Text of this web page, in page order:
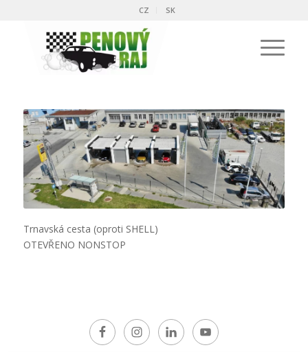
CZ SK
Trnavská cesta (oproti SHELL)
OTEVŘENO NONSTOP